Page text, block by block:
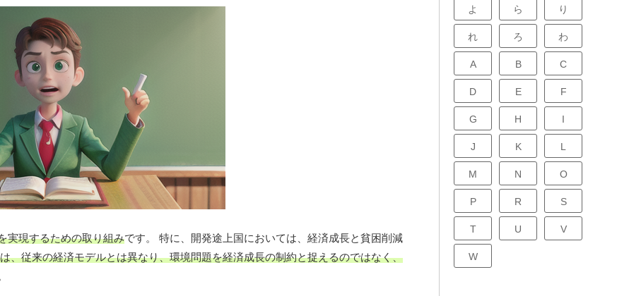
実現するための取り組みです。 特に、開発途上国においては、経済成長と貧困削減
、従来の経済モデルとは異なり、環境問題を経済成長の制約と捉えるのではなく、
よ ら り
れ ろ わ
A B C
D E F
G H I
J K L
M N O
P R S
T U V
W